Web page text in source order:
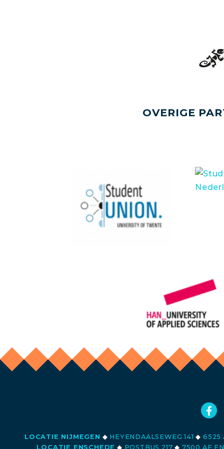
OVERIGE
LOCATIE NIJMEGEN ◆ HEYENDAALSEWEG 141◆ 6525
LOCATIE ENSCHEDE ◆ POSTBUS 217◆ 7500 AE